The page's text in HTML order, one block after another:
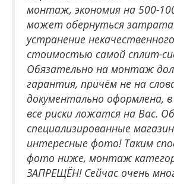
монтаж, экономия на 500-
может обернуться
устранение
стоимостью самой сплит-
Обязательно на монтаж
гарантия, причём не на
документально оформлена, в
все риски ложатся на Вас.
специализированные
интересные фото! Таким
фото ниже, монтаж
ЗАПРЕЩЁН! Сейчас очень